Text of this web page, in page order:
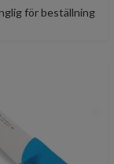
för beställning